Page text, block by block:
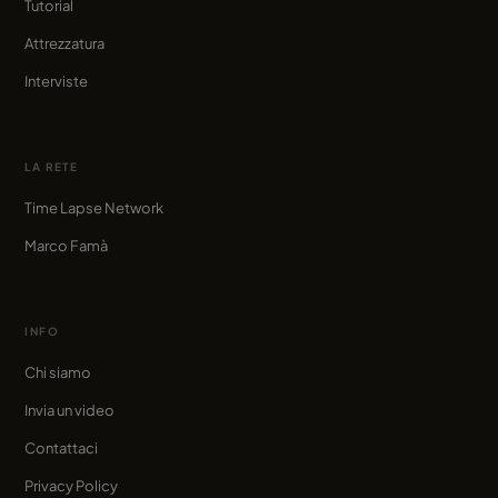
Tutorial
Attrezzatura
Interviste
LA RETE
Time Lapse Network
Marco Famà
INFO
Chi siamo
Invia un video
Contattaci
Privacy Policy